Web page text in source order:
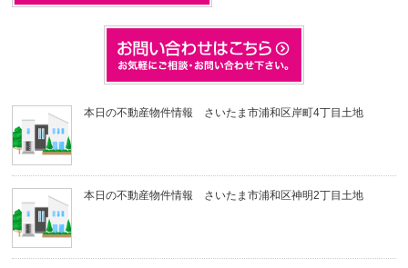
本日の不動産物件情報 さいたま市浦和区岸町4丁目土地
本日の不動産物件情報 さいたま市浦和区神明2丁目土地